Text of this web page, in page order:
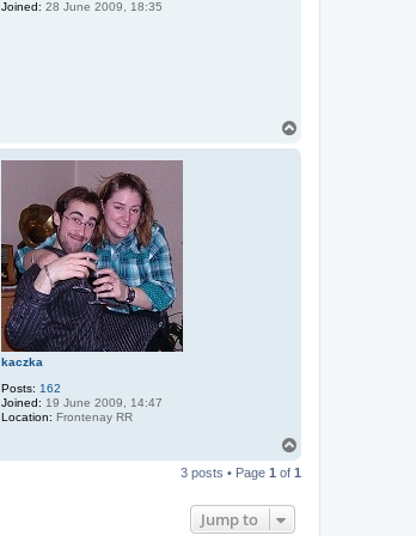
Joined: 28 June 2009, 18:35
kaczka
Posts: 162
Joined: 19 June 2009, 14:47
Location: Frontenay RR
p
3 posts • Page 1 of 1
Jump to